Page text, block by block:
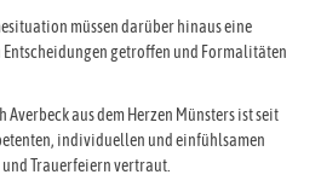
müssen darüber hinaus eine
getroffen und Formalitäten
aus dem Herzen Münsters ist seit
individuellen und einfühlsamen
Trauerfeiern vertraut.